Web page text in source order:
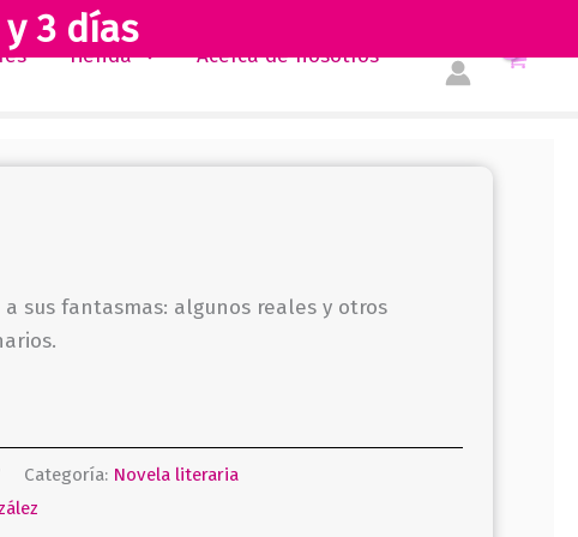
3 días
Tienda
Acerca de nosotros
sus fantasmas: algunos reales y otros
Categoría: Novela literaria